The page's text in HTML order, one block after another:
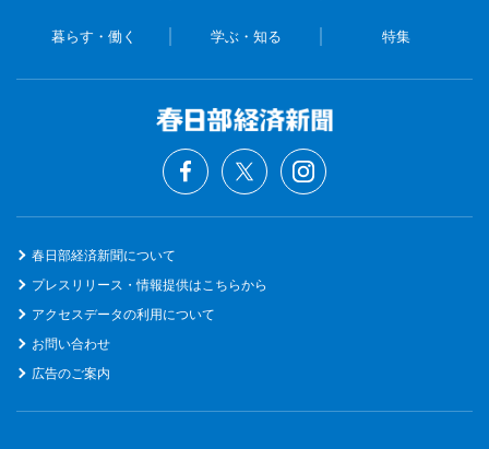
暮らす・働く 学ぶ・知る 特集
春日部経済新聞について
プレスリリース・情報提供はこちらから
アクセスデータの利用について
お問い合わせ
広告のご案内